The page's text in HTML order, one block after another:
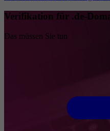
Verifikation für .de-
Das müssen Sie tun